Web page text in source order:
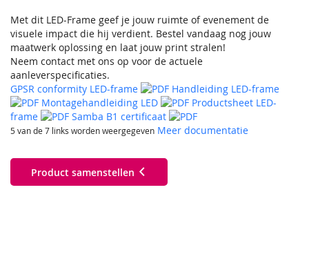
Met dit LED-Frame geef je jouw ruimte of evenement de
visuele impact die hij verdient. Bestel vandaag nog jouw
maatwerk oplossing en laat jouw print stralen!
Neem contact met ons op voor de actuele
aanleverspecificaties.
GPSR conformity LED-frame
Handleiding LED-frame
Montagehandleiding LED
Productsheet LED-
frame
Samba B1 certificaat
5 van de 7 links worden weergegeven Meer documentatie
Product samenstellen